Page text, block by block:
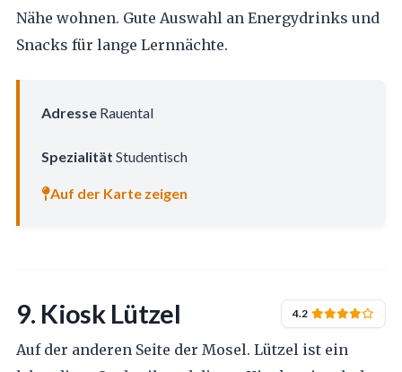
Nähe wohnen. Gute Auswahl an Energydrinks und
Snacks für lange Lernnächte.
AdresseRauental
Spezialität Studentisch
Auf der Karte zeigen
9. Kiosk Lützel 4.2
Auf der anderen Seite der Mosel. Lützel ist ein